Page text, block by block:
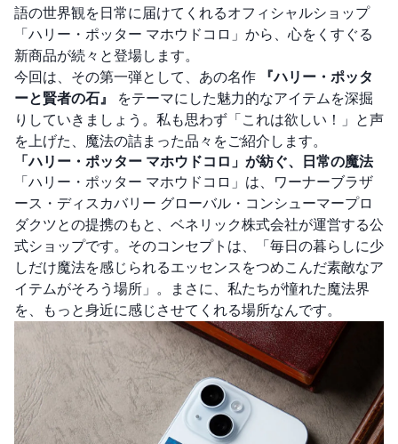
語の世界観を日常に届けてくれるオフィシャルショップ
「ハリー・ポッター マホウドコロ」から、心をくすぐる
新商品が続々と登場します。
今回は、その第一弾として、あの名作
『ハリー・ポッタ
ーと賢者の石』
をテーマにした魅力的なアイテムを深掘
りしていきましょう。私も思わず「これは欲しい！」と声
を上げた、魔法の詰まった品々をご紹介します。
「ハリー・ポッター マホウドコロ」が紡ぐ、日常の魔法
「ハリー・ポッター マホウドコロ」は、ワーナーブラザ
ース・ディスカバリー グローバル・コンシューマープロ
ダクツとの提携のもと、ベネリック株式会社が運営する公
式ショップです。そのコンセプトは、「毎日の暮らしに少
しだけ魔法を感じられるエッセンスをつめこんだ素敵なア
イテムがそろう場所」。まさに、私たちが憧れた魔法界
を、もっと身近に感じさせてくれる場所なんです。